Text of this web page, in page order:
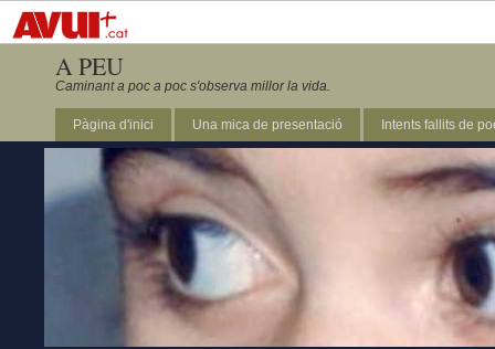
A PEU
Caminant a poc a poc s'observa millor la vida.
Pàgina d'inici Una mica de presentació Intents fallits de